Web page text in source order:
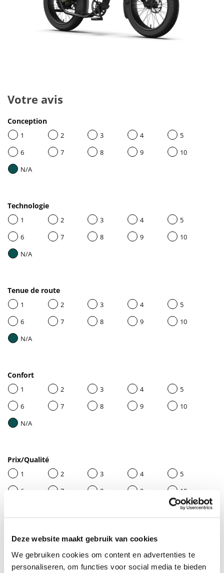
Deze website maakt gebruik van cookies
We gebruiken cookies om content en advertenties te
personaliseren, om functies voor social media te bieden
Votre avis
Conception
1 2 3 4
5
6
7 8 9
10
N/A
Technologie
1 2 3 4
5
6
7 8 9
10
N/A
Tenue de route
1 2 3 4
5
6
7 8 9
10
N/A
Confort
1 2 3 4
5
6
7 8 9
10
N/A
Prix/Qualité
1 2 3 4
5
6
7 8 9
10